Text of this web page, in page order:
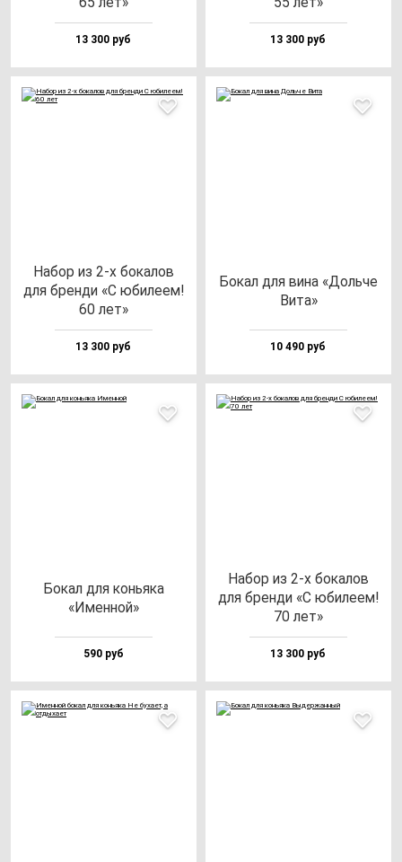
13 300 руб 13 300 руб
Набор из 2-х бо­ка­лов
для брен­ди «С юби­ле­ем!
60 лет»
13 300 руб
Бокал для ви­на «Доль­че
Вита»
10 490 руб
Бокал для конь­яка
«Имен­ной»
590 руб
Набор из 2-х бо­ка­лов
для брен­ди «С юби­ле­ем!
70 лет»
13 300 руб